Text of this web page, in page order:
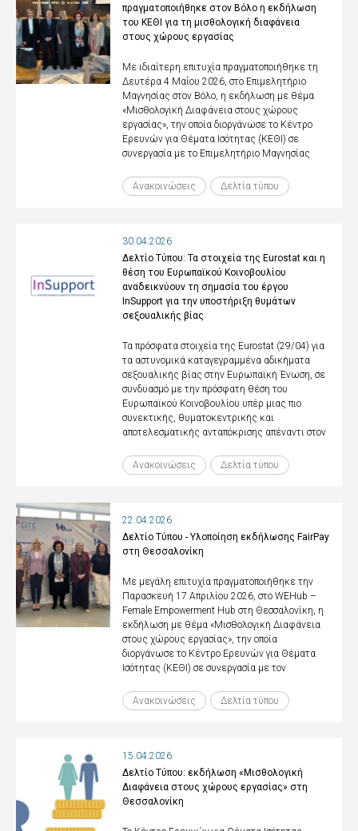
πραγματοποιήθηκε στον Βόλο η εκδήλωση
του ΚΕΘΙ για τη μισθολογική διαφάνεια
στους χώρους εργασίας
Με ιδιαίτερη επιτυχία πραγματοποιήθηκε τη
Δευτέρα 4 Μαΐου 2026, στο Επιμελητήριο
Μαγνησίας στον Βόλο, η εκδήλωση με θέμα
«Μισθολογική Διαφάνεια στους χώρους
εργασίας», την οποία διοργάνωσε το Κέντρο
Ερευνών για Θέματα Ισότητας (ΚΕΘΙ) σε
συνεργασία με το Επιμελητήριο Μαγνησίας
Ανακοινώσεις Δελτία τύπου
30.04.2026
Δελτίο Τύπου: Τα στοιχεία της Eurostat και η
θέση του Ευρωπαϊκού Κοινοβουλίου
αναδεικνύουν τη σημασία του έργου
InSupport για την υποστήριξη θυμάτων
σεξουαλικής βίας
Τα πρόσφατα στοιχεία της Eurostat (29/04) για
τα αστυνομικά καταγεγραμμένα αδικήματα
σεξουαλικής βίας στην Ευρωπαϊκή Ένωση, σε
συνδυασμό με την πρόσφατη θέση του
Ευρωπαϊκού Κοινοβουλίου υπέρ μιας πιο
συνεκτικής, θυματοκεντρικής και
αποτελεσματικής ανταπόκρισης απέναντι στον
Ανακοινώσεις Δελτία τύπου
22.04.2026
Δελτίο Τύπου - Υλοποίηση εκδήλωσης FairPay
στη Θεσσαλονίκη
Με μεγάλη επιτυχία πραγματοποιήθηκε την
Παρασκευή 17 Απριλίου 2026, στο WEHub –
Female Empowerment Hub στη Θεσσαλονίκη, η
εκδήλωση με θέμα «Μισθολογική Διαφάνεια
στους χώρους εργασίας», την οποία
διοργάνωσε το Κέντρο Ερευνών για Θέματα
Ισότητας (ΚΕΘΙ) σε συνεργασία με τον
Ανακοινώσεις Δελτία τύπου
15.04.2026
Δελτίο Τύπου: εκδήλωση «Μισθολογική
Διαφάνεια στους χώρους εργασίας» στη
Θεσσαλονίκη